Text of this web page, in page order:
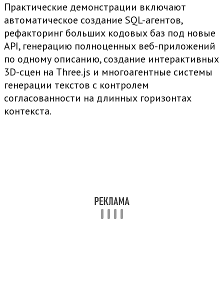
Практические демонстрации включают
автоматическое создание SQL-агентов,
рефакторинг больших кодовых баз под новые
API, генерацию полноценных веб-приложений
по одному описанию, создание интерактивных
3D-сцен на Three.js и многоагентные системы
генерации текстов с контролем
согласованности на длинных горизонтах
контекста.